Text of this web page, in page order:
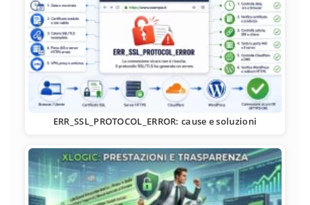
ERR_SSL_PROTOCOL_ERROR: cause e soluzioni